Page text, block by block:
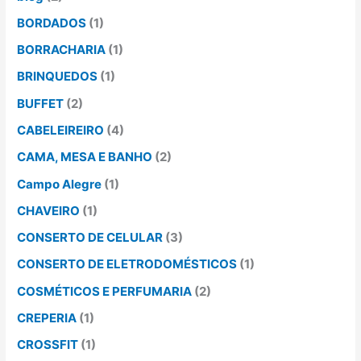
BORDADOS (1)
BORRACHARIA (1)
BRINQUEDOS (1)
BUFFET (2)
CABELEIREIRO (4)
CAMA, MESA E BANHO (2)
Campo Alegre (1)
CHAVEIRO (1)
CONSERTO DE CELULAR (3)
CONSERTO DE ELETRODOMÉSTICOS (1)
COSMÉTICOS E PERFUMARIA (2)
CREPERIA (1)
CROSSFIT (1)